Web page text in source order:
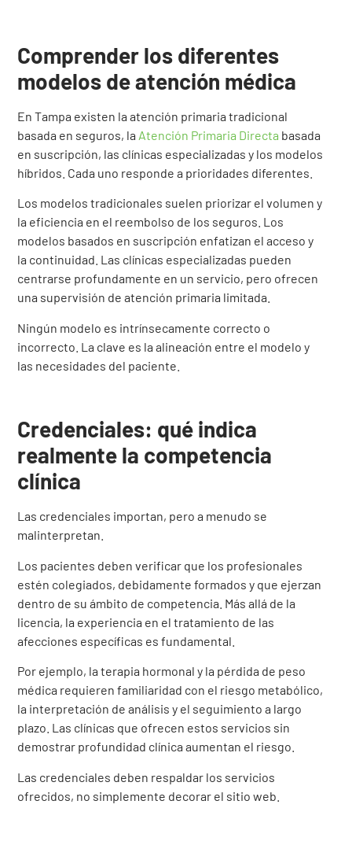
Comprender los diferentes
modelos de atención médica
En Tampa existen la atención primaria tradicional
basada en seguros, la Atención Primaria Directa basada
en suscripción, las clínicas especializadas y los modelos
híbridos. Cada uno responde a prioridades diferentes.
Los modelos tradicionales suelen priorizar el volumen y
la eficiencia en el reembolso de los seguros. Los
modelos basados en suscripción enfatizan el acceso y
la continuidad. Las clínicas especializadas pueden
centrarse profundamente en un servicio, pero ofrecen
una supervisión de atención primaria limitada.
Ningún modelo es intrínsecamente correcto o
incorrecto. La clave es la alineación entre el modelo y
las necesidades del paciente.
Credenciales: qué indica
realmente la competencia
clínica
Las credenciales importan, pero a menudo se
malinterpretan.
Los pacientes deben verificar que los profesionales
estén colegiados, debidamente formados y que ejerzan
dentro de su ámbito de competencia. Más allá de la
licencia, la experiencia en el tratamiento de las
afecciones específicas es fundamental.
Por ejemplo, la terapia hormonal y la pérdida de peso
médica requieren familiaridad con el riesgo metabólico,
la interpretación de análisis y el seguimiento a largo
plazo. Las clínicas que ofrecen estos servicios sin
demostrar profundidad clínica aumentan el riesgo.
Las credenciales deben respaldar los servicios
ofrecidos, no simplemente decorar el sitio web.